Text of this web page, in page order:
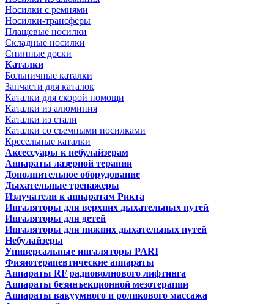
Носилки с ремнями
Носилки-трансферы
Плащевые носилки
Складные носилки
Спинные доски
Каталки
Больничные каталки
Запчасти для каталок
Каталки для скорой помощи
Каталки из алюминия
Каталки из стали
Каталки со съемными носилками
Кресельные каталки
Аксессуары к небулайзерам
Аппараты лазерной терапии
Дополнительное оборудование
Дыхательные тренажеры
Излучатели к аппаратам Рикта
Ингаляторы для верхних дыхательных путей
Ингаляторы для детей
Ингаляторы для нижних дыхательных путей
Небулайзеры
Универсальные ингаляторы PARI
Физиотерапевтические аппараты
Аппараты RF радиоволнового лифтинга
Аппараты безинъекционной мезотерапии
Аппараты вакуумного и роликового массажа